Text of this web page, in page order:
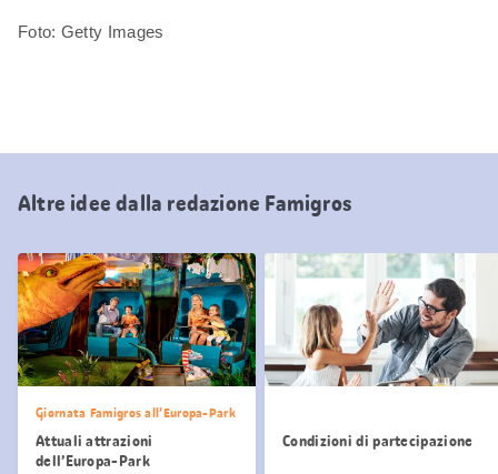
Foto: Getty Images
Altre idee dalla redazione Famigros
Giornata Famigros all’Europa-Park
Attuali attrazioni
dell’Europa-Park
Condizioni di partecipazione